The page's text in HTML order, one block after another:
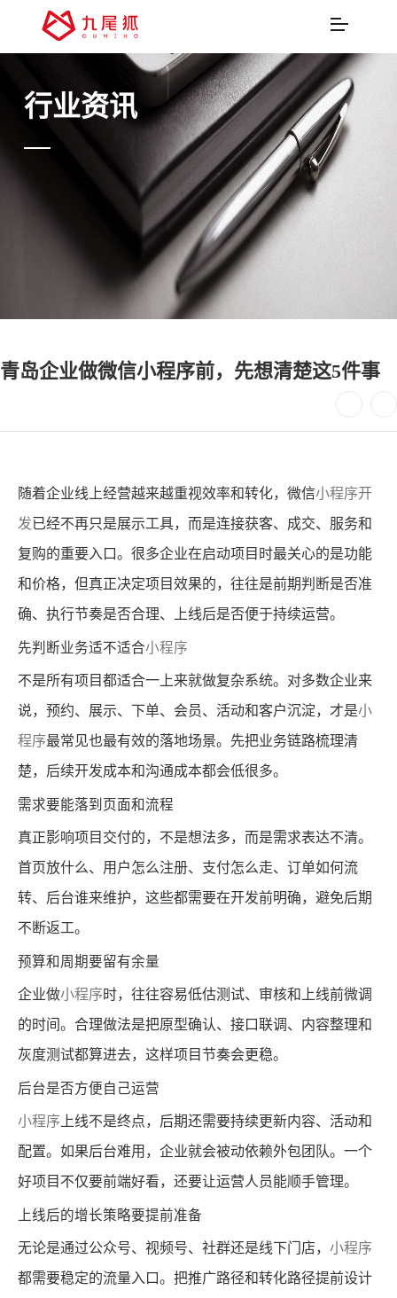
行业资讯
青岛企业做微信小程序前，先想清楚这5件事
随着企业线上经营越来越重视效率和转化，微信小程序开
发已经不再只是展示工具，而是连接获客、成交、服务和
复购的重要入口。很多企业在启动项目时最关心的是功能
和价格，但真正决定项目效果的，往往是前期判断是否准
确、执行节奏是否合理、上线后是否便于持续运营。
先判断业务适不适合小程序
不是所有项目都适合一上来就做复杂系统。对多数企业来
说，预约、展示、下单、会员、活动和客户沉淀，才是小
程序最常见也最有效的落地场景。先把业务链路梳理清
楚，后续开发成本和沟通成本都会低很多。
需求要能落到页面和流程
真正影响项目交付的，不是想法多，而是需求表达不清。
首页放什么、用户怎么注册、支付怎么走、订单如何流
转、后台谁来维护，这些都需要在开发前明确，避免后期
不断返工。
预算和周期要留有余量
企业做小程序时，往往容易低估测试、审核和上线前微调
的时间。合理做法是把原型确认、接口联调、内容整理和
灰度测试都算进去，这样项目节奏会更稳。
后台是否方便自己运营
小程序 上线不是终点，后期还需要持续更新内容、活动和
配置。如果后台难用，企业就会被动依赖外包团队。一个
好项目不仅要前端好看，还要让运营人员能顺手管理。
上线后的增长策略要提前准备
无论是通过公众号、视频号、社群还是线下门店， 小程序
都需要稳定的流量入口。把推广路径和转化路径提前设计